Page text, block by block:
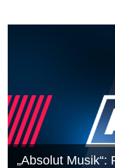
„Absolut Musik“: